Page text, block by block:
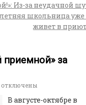
Из-за неудачной
летняя школьница уже
живет в
приемной» за
отключены
В августе-октябре в